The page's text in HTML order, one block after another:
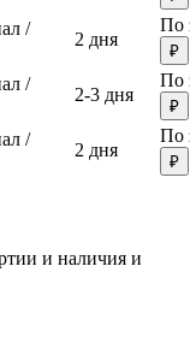
/
2 дня
По
₽
/
2-3 дня
По
₽
/
2 дня
По
₽
и наличия и